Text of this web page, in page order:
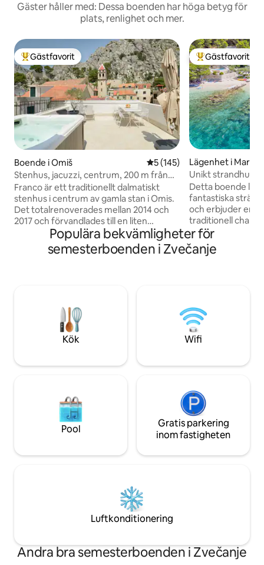
Gäster håller med: Dessa boenden har höga betyg för
plats, renlighet och mer.
Populär gästfavorit
Gästfavorit
Boende i Omiš 5 av 5 i genomsnittligt
5 (145)
Stenhus, jacuzzi, centrum, 200 m från
stranden
Franco är ett traditionellt dalmatiskt
stenhus i centrum av gamla stan i Omis.
Det totalrenoverades mellan 2014 och
2017 och förvandlades till en liten
arkitektonisk juvel. Renoveringar gjordes
i samarbete med historiska
bevarandeexperter för att säkerställa
detalj var autentisk i skapandet av en
perfekt syntes av traditionella
byggmetoder och moderna material.
Lämnar rum, Jacuzzi, grill Du kan
post, sms, WhatsApp, Viber Huset ligger
souvenirbutiker, stormarknader,
sandstranden och kulturella
sevärdheter. Det finns en kyrka nära
huset, så du kan höra klockorna ringa.
Populär
Gästfavorit
Lägenhet i
Unikt strandhus
Detta boende
fantastiska
och erbjuder en
traditionell
Detta boende är
de få
ställe. Tänk dig
sällsynt som det
och upplev en
är värdig en kung.
Populära bekvämligheter för
semesterboenden i Zvečanje
Kök Wifi
Pool
Gratis parkering
inom fastigheten
Luftkonditionering
Andra bra semesterboenden i Zvečanje